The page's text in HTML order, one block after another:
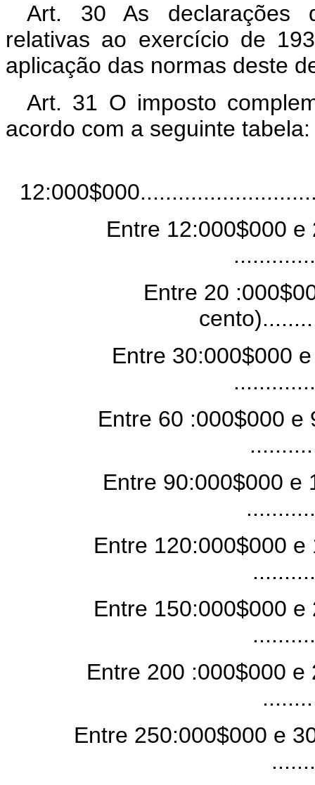
Art. 30 As declarações
relativas ao exercício de
aplicação das normas deste
Art. 31 O imposto
acordo com a seguinte tabela:
Entre 12:000$000
Entre 20
Entre 30:000$000
Entre 60 :000$000 e
Entre 90:000$000 e
Entre 120:000$000
Entre 150:000$000
Entre 200 :000$000
Entre 250:000$000 e